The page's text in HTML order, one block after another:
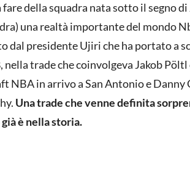
della squadra nata sotto il segno di
una realtà importante del mondo
dal presidente Ujiri che ha portato a
trade che coinvolgeva Jakob Pöltl
NBA in arrivo a San Antonio e Danny
Una trade che venne definita
è nella storia.